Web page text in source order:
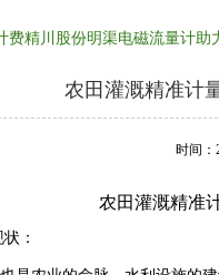
费精川股份明渠电磁流量计助
农田灌溉精准计
时间：
农田灌溉精准
：